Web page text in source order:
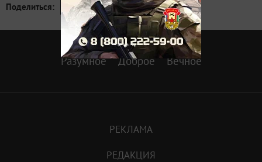
Поделиться:
Разумное Доброе Вечное
РЕКЛАМА
РЕДАКЦИЯ